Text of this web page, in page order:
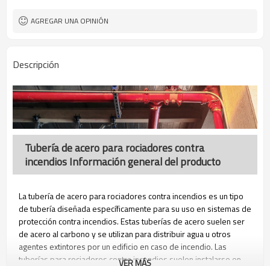
Nombre del árticulo
Embalaje
aceite, etc.
Protector final
Llano o roscado con enchufes o
biselado con tapas de plástico
AGREGAR UNA OPINIÓN
Descripción
Tubería de acero para rociadores contra
incendios Información general del producto
La tubería de acero para rociadores contra incendios es un tipo
de tubería diseñada específicamente para su uso en sistemas de
protección contra incendios. Estas tuberías de acero suelen ser
de acero al carbono y se utilizan para distribuir agua u otros
agentes extintores por un edificio en caso de incendio. Las
tuberías para rociadores contra incendios suelen instalarse en
VER MÁS